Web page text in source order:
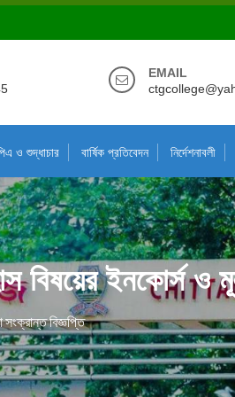
EMAIL
ও শুদ্ধাচার বার্ষিক প্রতিবেদন নির্দেশনাবলী
বিষয়ের ইনকোর্স ও
সংক্রান্ত বিজ্ঞপ্তি